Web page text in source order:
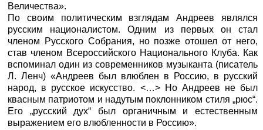
Величества».
По своим политическим взглядам Андреев являлся
русским националистом. Одним из первых он стал
членом Русского Собрания, но позже отошел от него,
став членом Всероссийского Национального Клуба. Как
вспоминал один из современников музыканта (писатель
Л. Ленч) «Андреев был влюблен в Россию, в русский
народ, в русское искусство. <…> Но Андреев не был
квасным патриотом и надутым поклонником стиля „рюс“.
Его „русский дух“ был органичным и естественным
выражением его влюбленности в Россию».